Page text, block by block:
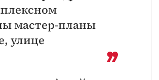
мастер-планы
улице